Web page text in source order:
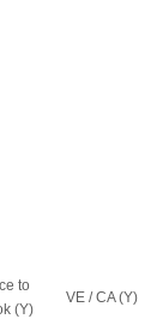
to
(Y)
VE / CA (Y)